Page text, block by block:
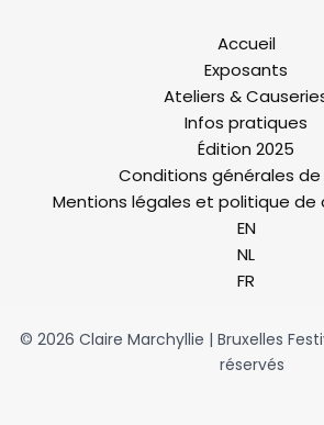
Accueil
Exposants
Ateliers &
Infos pratiques
Édition 2025
Conditions générales
Mentions légales et politique
EN
NL
FR
© 2026 Claire Marchyllie | Bruxelles
réservés